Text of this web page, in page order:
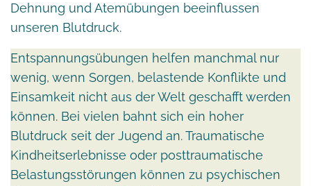
Dehnung und Atemübungen beeinflussen
unseren Blutdruck.
Entspannungsübungen helfen manchmal nur
wenig, wenn Sorgen, belastende Konflikte und
Einsamkeit nicht aus der Welt geschafft werden
können. Bei vielen bahnt sich ein hoher
Blutdruck seit der Jugend an. Traumatische
Kindheitserlebnisse oder posttraumatische
Belastungsstörungen können zu psychischen